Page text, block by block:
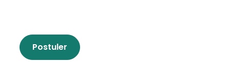
Postuler